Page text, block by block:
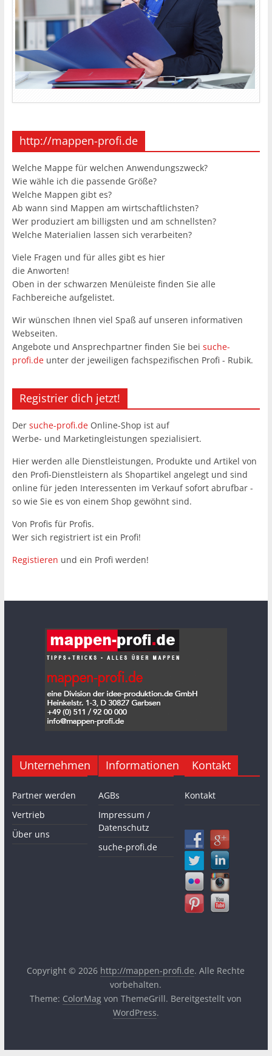
http://mappen-profi.de
Welche Mappe für welchen Anwendungszweck?
Wie wähle ich die passende Größe?
Welche Mappen gibt es?
Ab wann sind Mappen am wirtschaftlichsten?
Wer produziert am billigsten und am schnellsten?
Welche Materialien lassen sich verarbeiten?
Viele Fragen und für alles gibt es hier
die Anworten!
Oben in der schwarzen Menüleiste finden Sie alle
Fachbereiche aufgelistet.
Wir wünschen Ihnen viel Spaß auf unseren informativen
Webseiten.
Angebote und Ansprechpartner finden Sie bei suche-
profi.de unter der jeweiligen fachspezifischen Profi - Rubik.
Registrier dich jetzt!
Der suche-profi.de Online-Shop ist auf
Werbe- und Marketingleistungen spezialisiert.
Hier werden alle Dienstleistungen, Produkte und Artikel von
den Profi-Dienstleistern als Shopartikel angelegt und sind
online für jeden Interessenten im Verkauf sofort abrufbar -
so wie Sie es von einem Shop gewöhnt sind.
Von Profis für Profis.
Wer sich registriert ist ein Profi!
Registieren und ein Profi werden!
Unternehmen
Partner werden
Vertrieb
Über uns
Informationen
AGBs
Impressum /
Datenschutz
suche-profi.de
Kontakt
Kontakt
Copyright © 2026 http://mappen-profi.de. Alle Rechte
vorbehalten.
Theme: ColorMag von ThemeGrill. Bereitgestellt von
WordPress.